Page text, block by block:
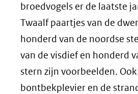
broedvogels er de laatste
Twaalf paartjes van de
honderd van de noordse
van de visdief en honderd
stern zijn voorbeelden.
bontbekplevier en de